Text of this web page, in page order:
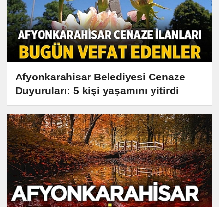
Afyonkarahisar Belediyesi Cenaze
Duyuruları: 5 kişi yaşamını yitirdi